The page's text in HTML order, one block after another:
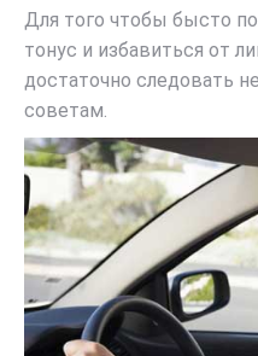
Для того чтобы бысто
тонус и избавиться от
достаточно следовать
советам.